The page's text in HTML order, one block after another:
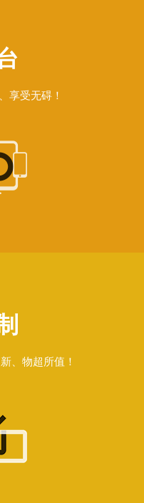
享受无碍！
、物超所值！